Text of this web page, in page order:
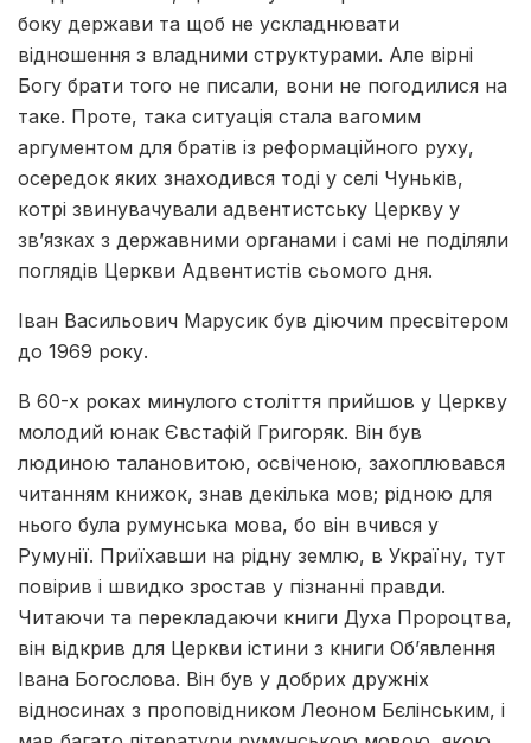
боку держави та щоб не ускладнювати
відношення з владними структурами. Але вірні
Богу брати того не писали, вони не погодилися на
таке. Проте, така ситуація стала вагомим
аргументом для братів із реформаційного руху,
осередок яких знаходився тоді у селі Чуньків,
котрі звинувачували адвентистську Церкву у
зв’язках з державними органами і самі не поділяли
поглядів Церкви Адвентистів сьомого дня.
Іван Васильович Марусик був діючим пресвітером
до 1969 року.
В 60-х роках минулого століття прийшов у Церкву
молодий юнак Євстафій Григоряк. Він був
людиною талановитою, освіченою, захоплювався
читанням книжок, знав декілька мов; рідною для
нього була румунська мова, бо він вчився у
Румунії. Приїхавши на рідну землю, в Україну, тут
повірив і швидко зростав у пізнанні правди.
Читаючи та перекладаючи книги Духа Пророцтва,
він відкрив для Церкви істини з книги Об’явлення
Івана Богослова. Він був у добрих дружніх
відносинах з проповідником Леоном Бєлінським, і